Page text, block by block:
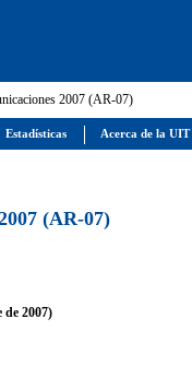
2007 (AR-07)
(AR-07)
de 2007)
Estadísticas Acerca de la UIT